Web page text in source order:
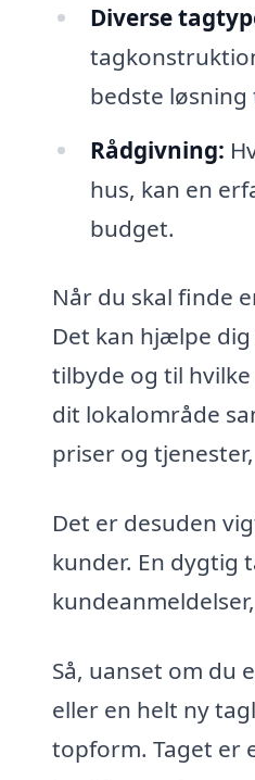
Diverse
bedste løsning
Rådgivning:
hus, kan en
budget.
Når du skal finde
Det kan hjælpe
tilbyde og til
dit lokalområde
priser og
Det er desuden
kunder. En dygtig
Så, uanset om du
eller en helt ny
topform. Taget er